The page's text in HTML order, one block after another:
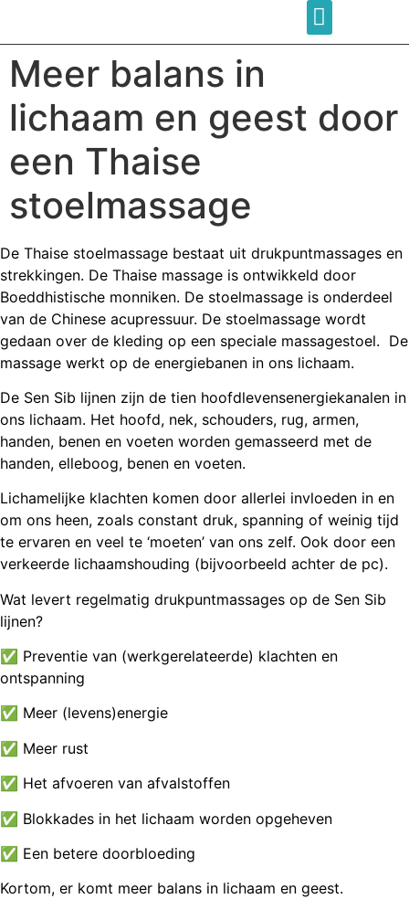
Meer balans in
lichaam en geest door
een Thaise
stoelmassage
De Thaise stoelmassage bestaat uit drukpuntmassages en
strekkingen. De Thaise massage is ontwikkeld door
Boeddhistische monniken. De stoelmassage is onderdeel
van de Chinese acupressuur. De stoelmassage wordt
gedaan over de kleding op een speciale massagestoel. De
massage werkt op de energiebanen in ons lichaam.
De Sen Sib lijnen zijn de tien hoofdlevensenergiekanalen in
ons lichaam. Het hoofd, nek, schouders, rug, armen,
handen, benen en voeten worden gemasseerd met de
handen, elleboog, benen en voeten.
Lichamelijke klachten komen door allerlei invloeden in en
om ons heen, zoals constant druk, spanning of weinig tijd
te ervaren en veel te ‘moeten’ van ons zelf. Ook door een
verkeerde lichaamshouding (bijvoorbeeld achter de pc).
Wat levert regelmatig drukpuntmassages op de Sen Sib
lijnen?
✅ Preventie van (werkgerelateerde) klachten en
ontspanning
✅ Meer (levens)energie
✅ Meer rust
✅ Het afvoeren van afvalstoffen
✅ Blokkades in het lichaam worden opgeheven
✅ Een betere doorbloeding
Kortom, er komt meer balans in lichaam en geest.